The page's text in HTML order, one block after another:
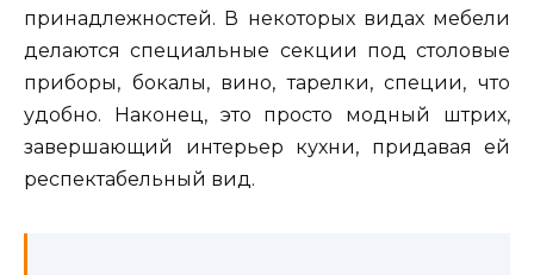
принадлежностей. В некоторых видах мебели
делаются специальные секции под столовые
приборы, бокалы, вино, тарелки, специи, что
удобно. Наконец, это просто модный штрих,
завершающий интерьер кухни, придавая ей
респектабельный вид.